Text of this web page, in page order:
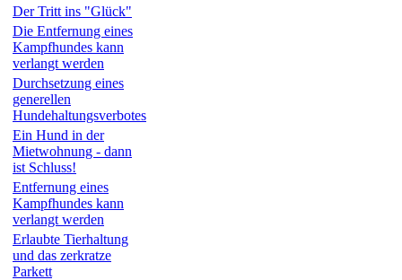
Der Tritt ins "Glück"
Die Entfernung eines
Kampfhundes kann
verlangt werden
Durchsetzung eines
generellen
Hundehaltungsverbotes
Ein Hund in der
Mietwohnung - dann
ist Schluss!
Entfernung eines
Kampfhundes kann
verlangt werden
Erlaubte Tierhaltung
und das zerkratze
Parkett